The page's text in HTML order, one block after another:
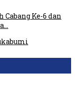
Cabang Ke-6 dan